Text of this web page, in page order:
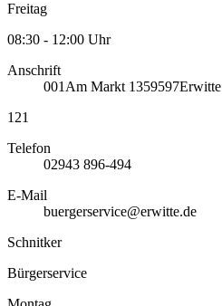
Freitag
08:30 - 12:00 Uhr
Anschrift
001 Am Markt 1359597Erwitte
121
Telefon
02943 896-494
E-Mail
buergerservice@erwitte.de
Schnitker
Bürgerservice